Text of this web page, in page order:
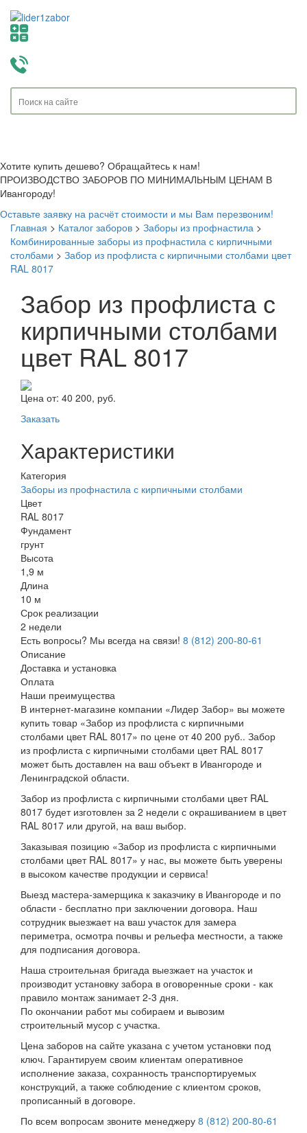
Хотите купить дешево? Обращайтесь к нам!
ПРОИЗВОДСТВО ЗАБОРОВ ПО МИНИМАЛЬНЫМ ЦЕНАМ В
Ивангороду!
Оставьте заявку на расчёт стоимости и мы Вам перезвоним!
Главная > Каталог заборов > Заборы из профнастила >
Комбинированные заборы из профнастила с кирпичными
столбами > Забор из профлиста с кирпичными столбами цвет
RAL 8017
Забор из профлиста с
кирпичными столбами
цвет RAL 8017
Цена от: 40 200, руб.
Заказать
Характеристики
Категория
Заборы из профнастила с кирпичными столбами
Цвет
RAL 8017
Фундамент
грунт
Высота
1,9 м
Длина
10 м
Срок реализации
2 недели
Есть вопросы? Мы всегда на связи! 8 (812) 200-80-61
Описание
Доставка и установка
Оплата
Наши преимущества
В интернет-магазине компании «Лидер Забор» вы можете
купить товар «Забор из профлиста с кирпичными
столбами цвет RAL 8017» по цене от 40 200 руб.. Забор
из профлиста с кирпичными столбами цвет RAL 8017
может быть доставлен на ваш объект в Ивангороде и
Ленинградской области.
Забор из профлиста с кирпичными столбами цвет RAL
8017 будет изготовлен за 2 недели с окрашиванием в цвет
RAL 8017 или другой, на ваш выбор.
Заказывая позицию «Забор из профлиста с кирпичными
столбами цвет RAL 8017» у нас, вы можете быть уверены
в высоком качестве продукции и сервиса!
Выезд мастера-замерщика к заказчику в Ивангороде и по
области - бесплатно при заключении договора. Наш
сотрудник выезжает на ваш участок для замера
периметра, осмотра почвы и рельефа местности, а также
для подписания договора.
Наша строительная бригада выезжает на участок и
производит установку забора в оговоренные сроки - как
правило монтаж занимает 2-3 дня.
По окончании работ мы собираем и вывозим
строительный мусор с участка.
Цена заборов на сайте указана с учетом установки под
ключ. Гарантируем своим клиентам оперативное
исполнение заказа, сохранность транспортируемых
конструкций, а также соблюдение с клиентом сроков,
прописанный в договоре.
По всем вопросам звоните менеджеру 8 (812) 200-80-61